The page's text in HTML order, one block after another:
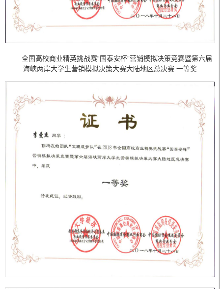
全国高校商业精英挑战赛“国泰安杯”营销模拟决策竞赛暨第六届
海峡两岸大学生营销模拟决策大赛大陆地区总决赛 一等奖